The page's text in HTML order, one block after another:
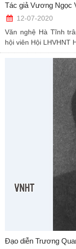
Tác giả Vương Ngọc
12-07-2020
Văn nghệ Hà Tĩnh
hội viên Hội LHVHNT
Đạo diễn Trương